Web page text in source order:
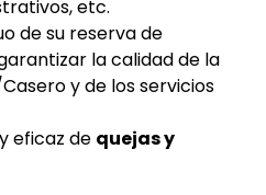
etc.
de su reserva de
la calidad de la
y de los servicios
eficaz de quejas y